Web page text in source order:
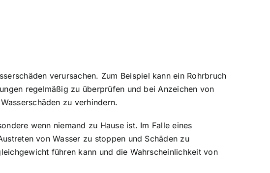
verursachen. Zum Beispiel kann ein Rohrbruch
regelmäßig zu überprüfen und bei Anzeichen von
zu verhindern.
wenn niemand zu Hause ist. Im Falle eines
von Wasser zu stoppen und Schäden zu
führen kann und die Wahrscheinlichkeit von